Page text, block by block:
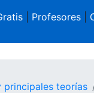
| Profesores|
principales teorías